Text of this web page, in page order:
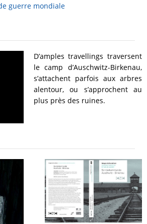
guerre mondiale
D’amples travellings traversent
le camp d’Auschwitz-Birkenau,
s’attachent parfois aux arbres
alentour, ou s’approchent au
plus près des ruines.